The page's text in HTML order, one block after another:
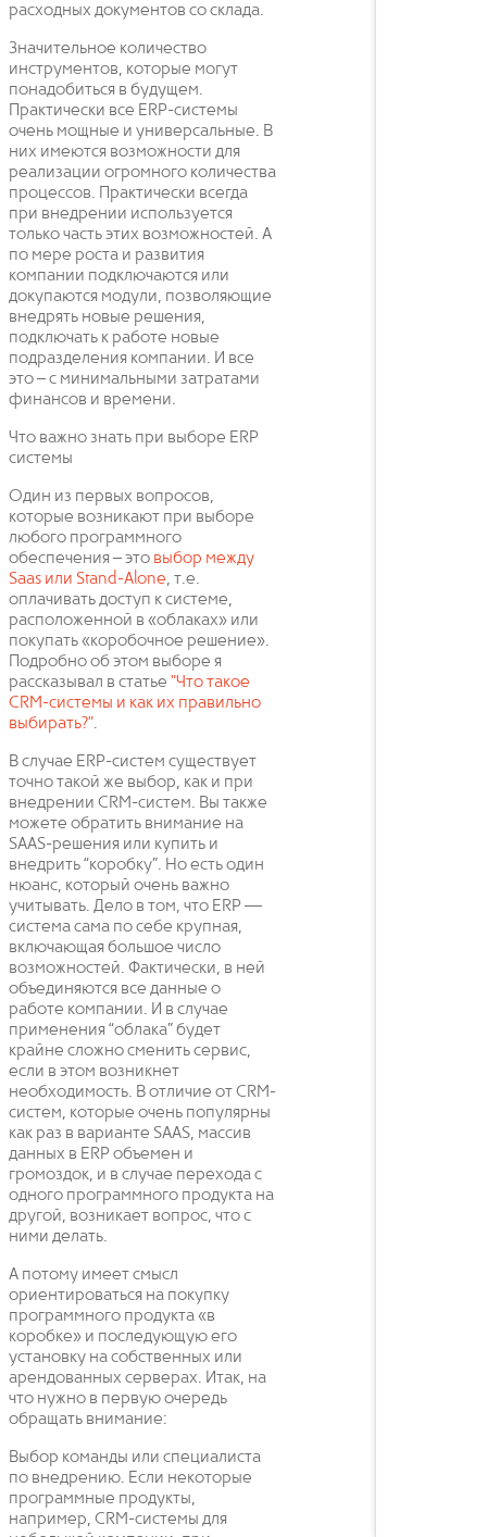
расходных документов со склада.
Значительное количество
инструментов, которые могут
понадобиться в будущем.
Практически все ERP-системы
очень мощные и универсальные. В
них имеются возможности для
реализации огромного количества
процессов. Практически всегда
при внедрении используется
только часть этих возможностей. А
по мере роста и развития
компании подключаются или
докупаются модули, позволяющие
внедрять новые решения,
подключать к работе новые
подразделения компании. И все
это – с минимальными затратами
финансов и времени.
Что важно знать при выборе ERP
системы
Один из первых вопросов,
которые возникают при выборе
любого программного
обеспечения – это выбор между
Saas или Stand-Alone, т.е.
оплачивать доступ к системе,
расположенной в «облаках» или
покупать «коробочное решение».
Подробно об этом выборе я
рассказывал в статье "Что такое
CRM-системы и как их правильно
выбирать?".
В случае ERP-систем существует
точно такой же выбор, как и при
внедрении CRM-систем. Вы также
можете обратить внимание на
SAAS-решения или купить и
внедрить “коробку”. Но есть один
нюанс, который очень важно
учитывать. Дело в том, что ERP —
система сама по себе крупная,
включающая большое число
возможностей. Фактически, в ней
объединяются все данные о
работе компании. И в случае
применения “облака” будет
крайне сложно сменить сервис,
если в этом возникнет
необходимость. В отличие от CRM-
систем, которые очень популярны
как раз в варианте SAAS, массив
данных в ERP объемен и
громоздок, и в случае перехода с
одного программного продукта на
другой, возникает вопрос, что с
ними делать.
А потому имеет смысл
ориентироваться на покупку
программного продукта «в
коробке» и последующую его
установку на собственных или
арендованных серверах. Итак, на
что нужно в первую очередь
обращать внимание:
Выбор команды или специалиста
по внедрению. Если некоторые
программные продукты,
например, CRM-системы для